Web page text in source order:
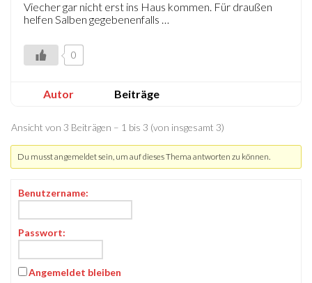
Viecher gar nicht erst ins Haus kommen. Für draußen
helfen Salben gegebenenfalls …
0
Autor Beiträge
Ansicht von 3 Beiträgen – 1 bis 3 (von insgesamt 3)
Du musst angemeldet sein, um auf dieses Thema antworten zu können.
Benutzername:
Passwort:
Angemeldet bleiben